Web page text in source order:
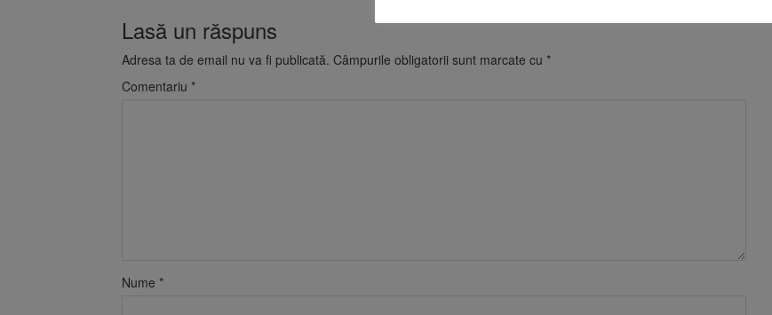
Lasă un răspuns
Adresa ta de email nu va fi publicată. Câmpurile obligatorii sunt marcate cu *
Comentariu *
Nume *